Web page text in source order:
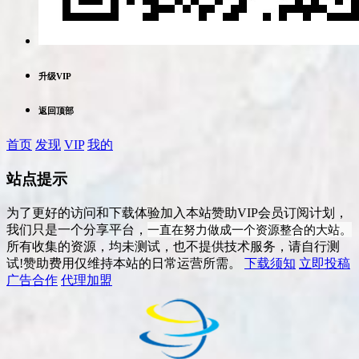
升级VIP
返回顶部
首页 发现 VIP 我的
站点提示
为了更好的访问和下载体验加入本站赞助VIP会员订阅计划，
我们只是一个分享平台， 一直在努力做成一个资源整合的大站。
所有收集的资源，均未测试，也不提供技术服务，请自行测
试!赞助费用仅维持本站的日常运营所需。 下载须知 立即投稿
广告合作 代理加盟